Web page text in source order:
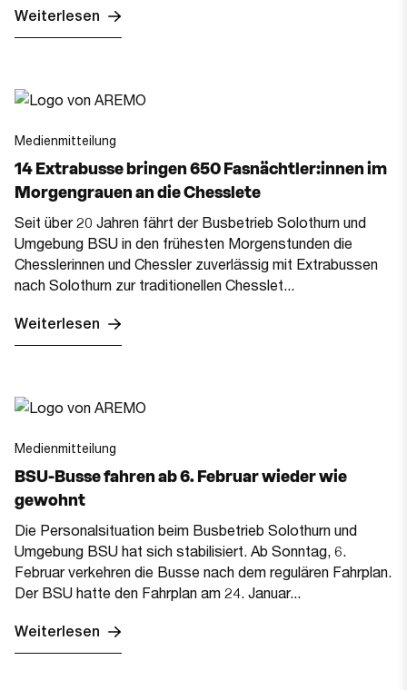
Weiterlesen
14 Extrabusse bringen 650 Fasnächtler:innen im
Morgengrauen an die Chesslete
Medienmitteilung
Seit über 20 Jahren fährt der Busbetrieb Solothurn und
Umgebung BSU in den frühesten Morgenstunden die
Chesslerinnen und Chessler zuverlässig mit Extrabussen
nach Solothurn zur traditionellen Chesslet...
Weiterlesen
BSU-Busse fahren ab 6. Februar wieder wie
gewohnt
Medienmitteilung
Die Personalsituation beim Busbetrieb Solothurn und
Umgebung BSU hat sich stabilisiert. Ab Sonntag, 6.
Februar verkehren die Busse nach dem regulären Fahrplan.
Der BSU hatte den Fahrplan am 24. Januar...
Weiterlesen